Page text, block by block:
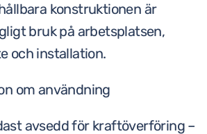
konstruktionen är
bruk på arbetsplatsen,
och installation.
om användning
avsedd för kraftöverföring –